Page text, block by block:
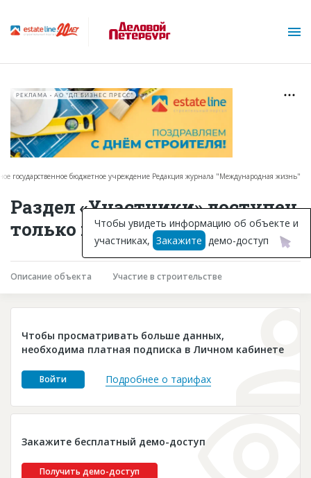
Горячие объекты
База строящихся объектов
Инвестпроекты
Глоссарий
Платные услуги
Пресс-релизы
РЕКЛАМА • АО "ДП БИЗНЕС ПРЕСС"
государственное бюджетное учреждение Редакция журнала "Международная жизнь"
Раздел «Участники» доступен
только подписчикам
Описание объекта Участие в строительстве
Чтобы просматривать больше данных,
необходима платная подписка в Личном кабинете
Войти Подробнее о тарифах
Закажите бесплатный демо-доступ
Получить демо-доступ
Чтобы увидеть информацию об объекте и
участниках, Закажите демо-доступ